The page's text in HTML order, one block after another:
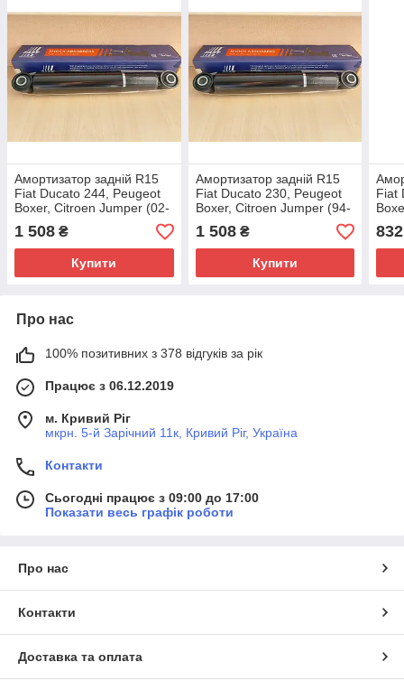
Амортизатор задній R15
Fiat Ducato 244, Peugeot
Boxer, Citroen Jumper (02-
1318946080, 5206HW
1 508 ₴
Купити
Амортизатор задній R15
Fiat Ducato 230, Peugeot
Boxer, Citroen Jumper (94-
1317401080, 5206F4
1 508₴
Купити
Fiat
832
Про нас
100% позитивних з 378 відгуків за рік
Працює з 06.12.2019
м. Кривий Ріг
мкрн. 5-й Зарічний 11к, Кривий Ріг, Україна
Контакти
Сьогодні працює з 09:00 до 17:00
Показати весь графік роботи
Про нас
Контакти
Доставка та оплата